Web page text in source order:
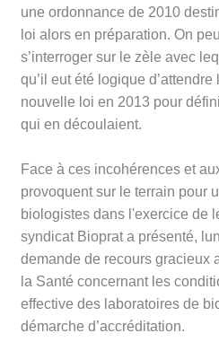
une ordonnance de 2010
loi alors en préparation. On
s’interroger sur le zèle avec
qu’il eut été logique
nouvelle loi en 2013 pour
qui en découlaient.
Face à ces incohérences et
provoquent sur le terrain pour
biologistes dans l'exercice de
syndicat Bioprat a présenté,
demande de recours gracieux
la Santé concernant les
effective des laboratoires de
démarche d’accréditation.